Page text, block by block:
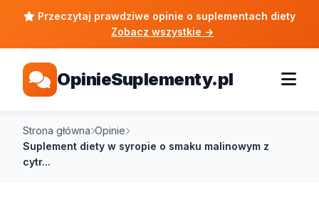
Przeczytaj prawdziwe opinie o suplementach diety
Zobacz wszystkie →
OpinieSuplementy.pl
Strona główna Opinie
Suplement diety w syropie o smaku malinowym z
cytr...